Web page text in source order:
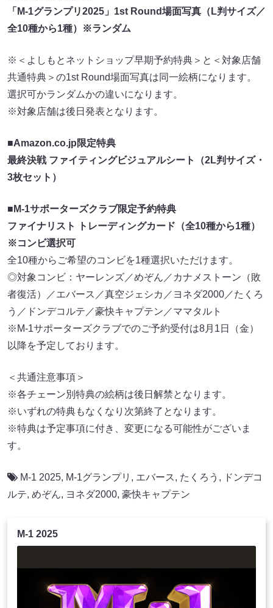
「M-1グランプリ2025」1st Round場面写真（L判サイズ／
全10種から1種）※ランダム
※＜よしもとネットショップ早期予約特典＞と＜対象店舗
共通特典＞の1st Round場面写真は同一絵柄になります。
選択可かランダムかの違いになります。
※対象店舗は後日発表となります。
■Amazon.co.jp限定特典
最終決戦 ファイティングビジュアルシート（2L判サイズ・
3枚セット）
■M-1サポーターズクラブ限定予約特典
ファイナリスト トレーディングカード（全10種から1種）
※コンビ選択可
全10種からご希望のコンビを1種選択いただけます。
◎対象コンビ：ヤーレンズ／めぞん／カナメストーン（敗
者復活）／エバース／真空ジェシカ／ヨネダ2000／たくろ
う／ドンデコルテ／豪快キャプテン／ママタルト
※M-1サポーターズクラブでのご予約受付は8月1日（金）
以降を予定しております。
＜共通注意事項＞
※各チェーン別特典の絵柄は後日解禁となります。
※いずれの特典もなくなり次第終了となります。
※特典は予定事項に付き、変更になる可能性がございま
す。
M-1 2025, M-1グランプリ , エバース, たくろう , ドンデコ
ルテ, めぞん, ヨネダ2000, 豪快キャプテン
M-1 2025